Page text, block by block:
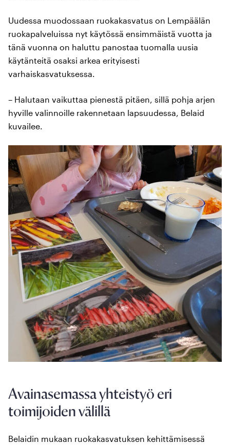
Uudessa muodossaan ruokakasvatus on Lempäälän
ruokapalveluissa nyt käytössä ensimmäistä vuotta ja
tänä vuonna on haluttu panostaa tuomalla uusia
käytänteitä osaksi arkea erityisesti
varhaiskasvatuksessa.
– Halutaan vaikuttaa pienestä pitäen, sillä pohja arjen
hyville valinnoille rakennetaan lapsuudessa, Belaid
kuvailee.
Avainasemassa yhteistyö eri
toimijoiden välillä
Belaidin mukaan ruokakasvatuksen kehittämisessä